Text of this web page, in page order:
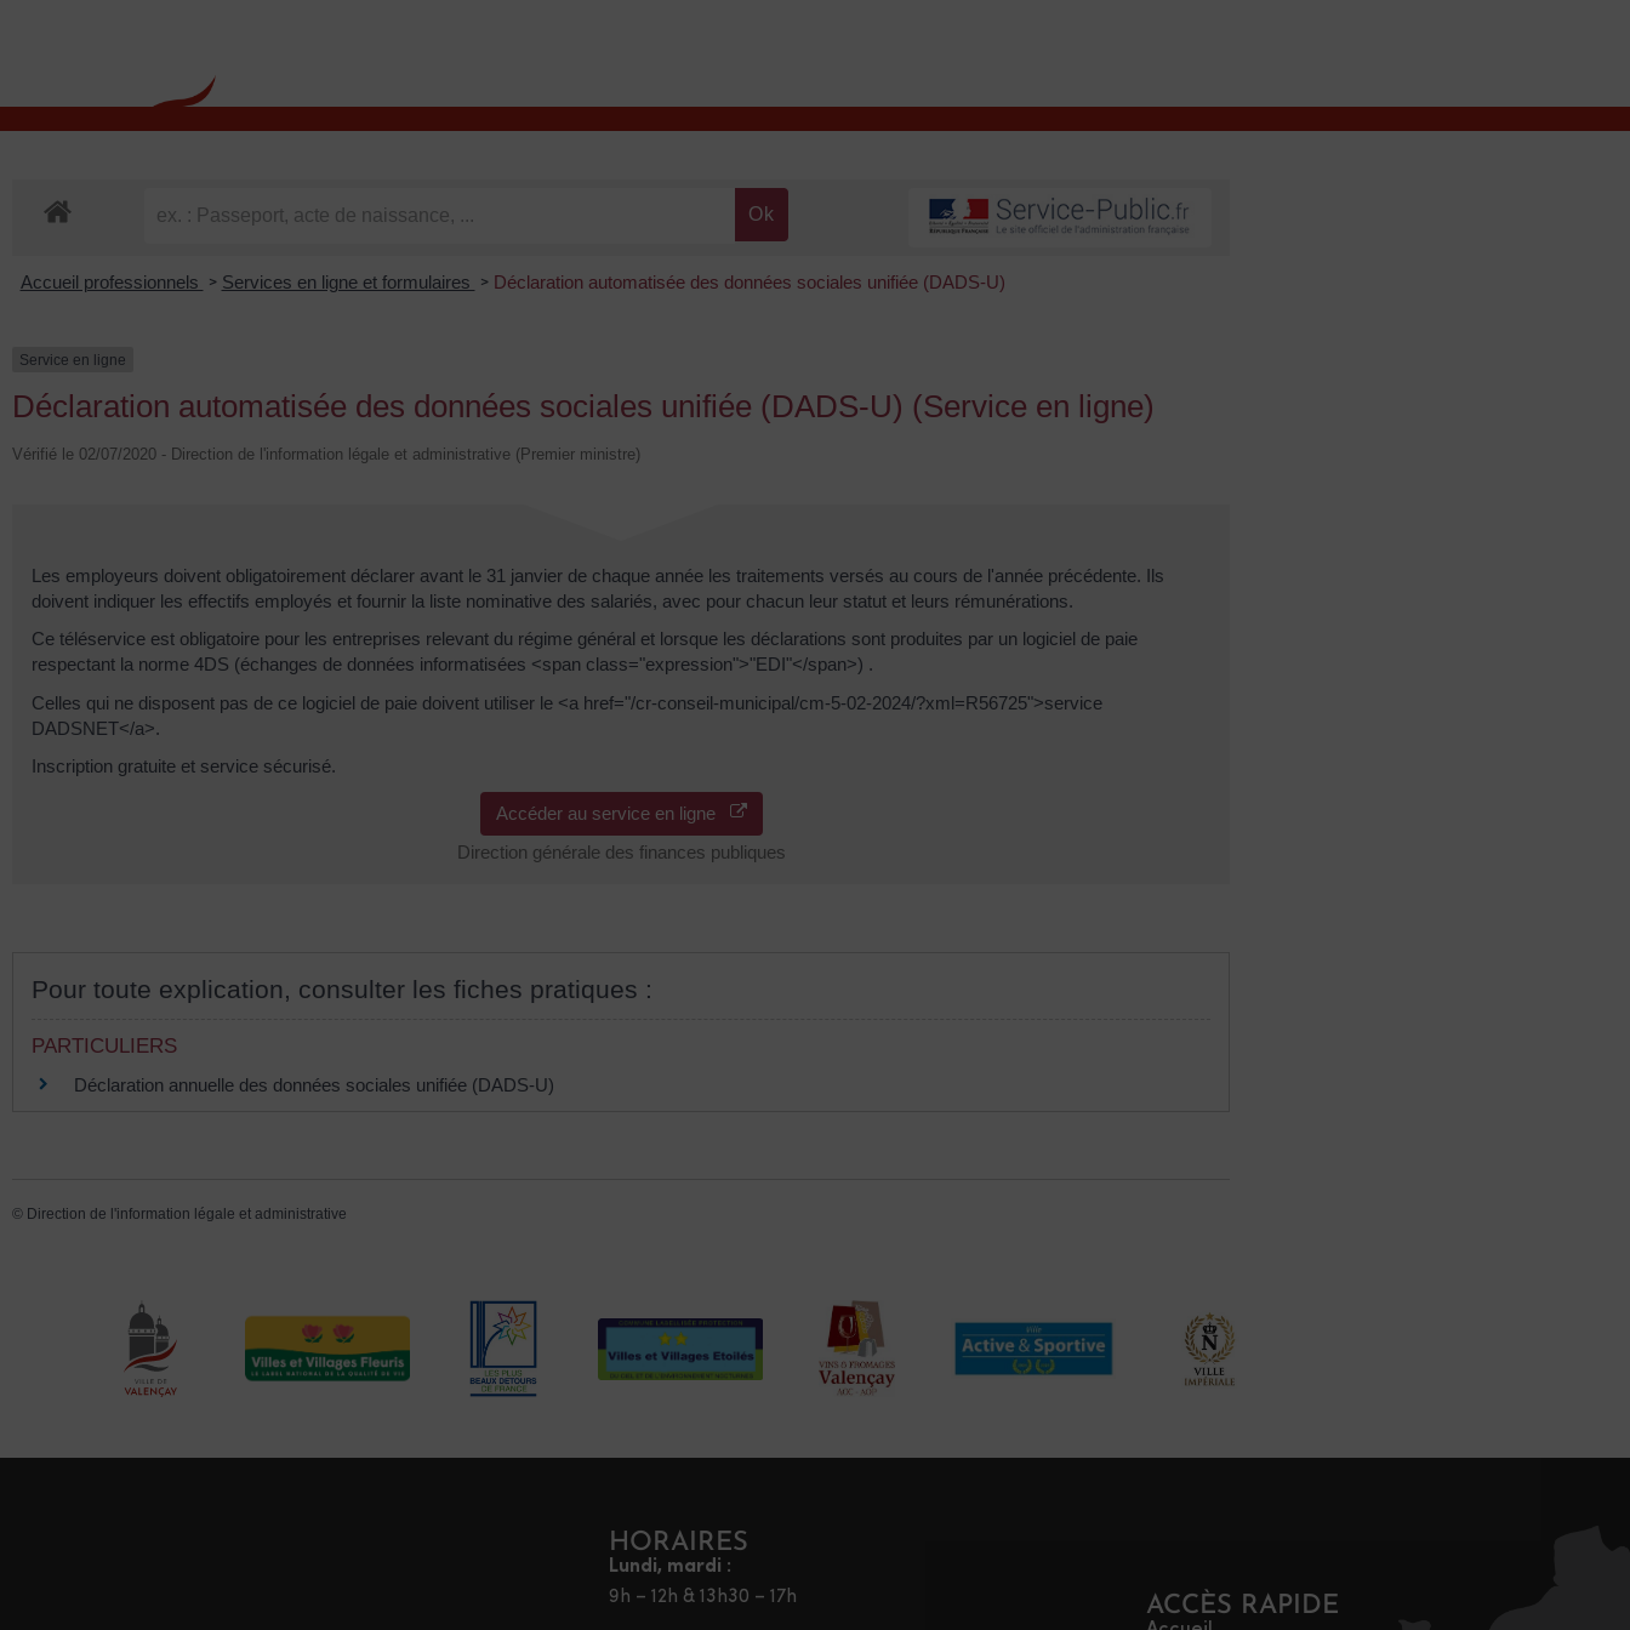
Accueil professionnels > Services en ligne et formulaires > Déclaration automatisée des données sociales unifiée (DADS-U)
Service en ligne
Déclaration automatisée des données sociales unifiée (DADS-U) (Service en ligne)
Vérifié le 02/07/2020 - Direction de l'information légale et administrative (Premier ministre)
Les employeurs doivent obligatoirement déclarer avant le 31 janvier de chaque année les traitements versés au cours de l'année précédente. Ils
doivent indiquer les effectifs employés et fournir la liste nominative des salariés, avec pour chacun leur statut et leurs rémunérations.
Ce téléservice est obligatoire pour les entreprises relevant du régime général et lorsque les déclarations sont produites par un logiciel de paie
respectant la norme 4DS (échanges de données informatisées <span class="expression">"EDI"</span>) .
Celles qui ne disposent pas de ce logiciel de paie doivent utiliser le <a href="/cr-conseil-municipal/cm-5-02-2024/?xml=R56725">service
DADSNET</a>.
Inscription gratuite et service sécurisé.
Accéder au service en ligne
Direction générale des finances publiques
Pour toute explication, consulter les fiches pratiques :
PARTICULIERS
Déclaration annuelle des données sociales unifiée (DADS-U)
© Direction de l'information légale et administrative
HORAIRES
Lundi, mardi :
9h – 12h & 13h30 – 17h
ACCÈS RAPIDE